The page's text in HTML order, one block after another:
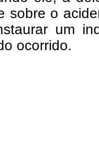
sobre o
um
ocorrido.